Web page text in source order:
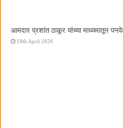
आमदार प्रशांत ठाकूर यांच्या माध्यमातून
18th April 2026